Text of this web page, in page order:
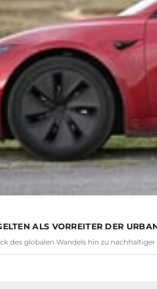
ALS VORREITER DER
des globalen Wandels hin zu